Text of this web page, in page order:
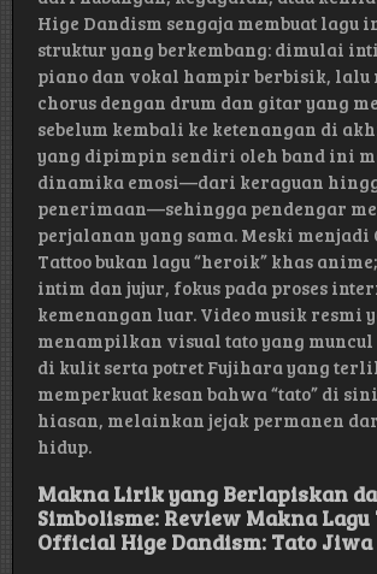
Hige Dandism sengaja membuat lagu
struktur yang berkembang: dimulai
piano dan vokal hampir berbisik, lalu
chorus dengan drum dan gitar yang
sebelum kembali ke ketenangan di
yang dipimpin sendiri oleh band ini
dinamika emosi—dari keraguan
penerimaan—sehingga pendengar
perjalanan yang sama. Meski menjadi
Tattoo bukan lagu “heroik” khas
intim dan jujur, fokus pada proses
kemenangan luar. Video musik resmi
menampilkan visual tato yang muncul
di kulit serta potret Fujihara yang
memperkuat kesan bahwa “tato” di
hiasan, melainkan jejak permanen
hidup.
Makna Lirik yang Berlapiskan
Simbolisme: Review Makna
Official Hige Dandism: Tato Jiwa